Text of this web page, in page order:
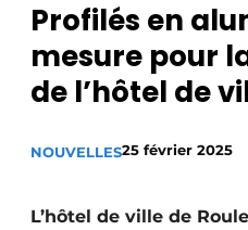
Podcasts
Privacy / Cookie
S’inscrire à
Profilés en
mesure pour
de l’hôtel de
NOUVELLES25 février 2025
L’hôtel de ville de